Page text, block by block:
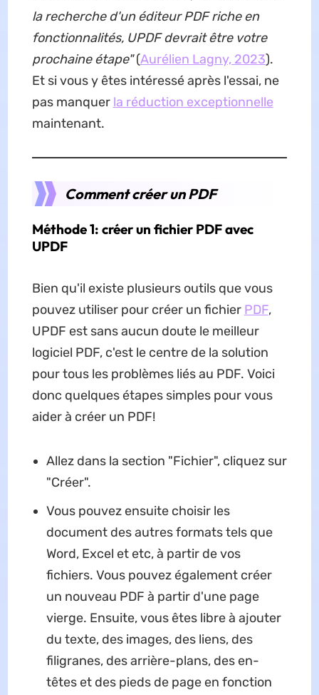
la recherche d'un éditeur PDF riche en
fonctionnalités, UPDF devrait être votre
prochaine étape"(Aurélien Lagny, 2023).
Et si vous y êtes intéressé après l'essai, ne
pas manquer la réduction exceptionnelle
maintenant.
Comment créer un PDF
Méthode 1: créer un fichier PDF avec
UPDF
Bien qu'il existe plusieurs outils que vous
pouvez utiliser pour créer un fichier PDF,
UPDF est sans aucun doute le meilleur
logiciel PDF, c'est le centre de la solution
pour tous les problèmes liés au PDF. Voici
donc quelques étapes simples pour vous
aider à créer un PDF!
Allez dans la section "Fichier", cliquez sur
"Créer".
Vous pouvez ensuite choisir les
document des autres formats tels que
Word, Excel et etc, à partir de vos
fichiers. Vous pouvez également créer
un nouveau PDF à partir d'une page
vierge. Ensuite, vous êtes libre à ajouter
du texte, des images, des liens, des
filigranes, des arrière-plans, des en-
têtes et des pieds de page en fonction